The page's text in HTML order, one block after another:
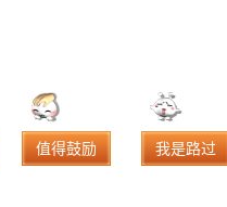
值得鼓励 我是路过